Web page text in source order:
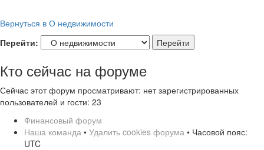
Вернуться в О недвижимости
Перейти:
Кто сейчас на форуме
Сейчас этот форум просматривают: нет зарегистрированных
пользователей и гости: 23
Финансовый форум
Наша команда • Удалить cookies форума • Часовой пояс:
UTC